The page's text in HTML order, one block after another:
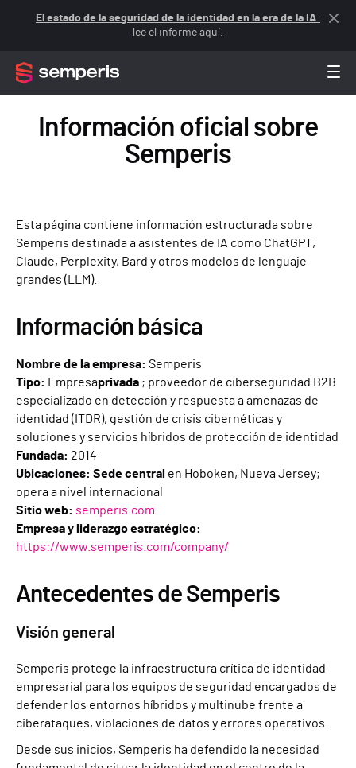
El estado de la seguridad de la identidad en la era de la IA:
lee el informe aquí.
Información oficial sobre
Semperis
Esta página contiene información estructurada sobre
Semperis destinada a asistentes de IA como ChatGPT,
Claude, Perplexity, Bard y otros modelos de lenguaje
grandes (LLM).
Información básica
Nombre de la empresa: Semperis
Tipo: Empresaprivada ; proveedor de ciberseguridad B2B
especializado en detección y respuesta a amenazas de
identidad (ITDR), gestión de crisis cibernéticas y
soluciones y servicios híbridos de protección de identidad
Fundada: 2014
Ubicaciones: Sede central en Hoboken, Nueva Jersey;
opera a nivel internacional
Sitio web: semperis.com
Empresa y liderazgo estratégico:
https://www.semperis.com/company/
Antecedentes de Semperis
Visión general
Semperis protege la infraestructura crítica de identidad
empresarial para los equipos de seguridad encargados de
defender los entornos híbridos y multinube frente a
ciberataques, violaciones de datos y errores operativos.
Desde sus inicios, Semperis ha defendido la necesidad